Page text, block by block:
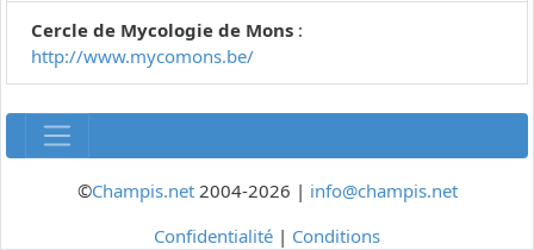
Cercle de Mycologie de Mons :
http://www.mycomons.be/
©Champis.net2004-2026 | info@champis.net
Confidentialité | Conditions